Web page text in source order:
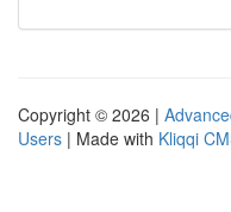
Copyright © 2026 |
Users | Made with Kliqqi